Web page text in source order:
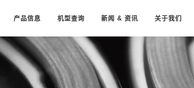
产品信息 机型查询 新闻 & 资讯 关于我们